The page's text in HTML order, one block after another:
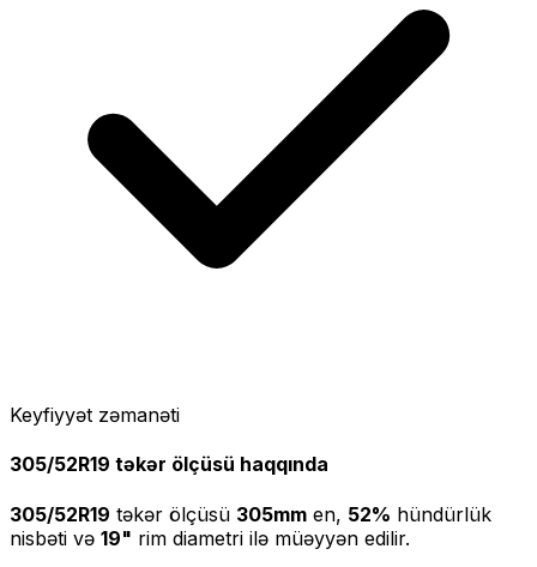
Keyfiyyət zəmanəti
305/52R19 təkər ölçüsü haqqında
305/52R19 təkər ölçüsü 305mm en, 52% hündürlük
nisbəti və 19" rim diametri ilə müəyyən edilir.